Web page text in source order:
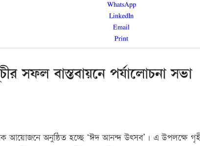
WhatsApp
LinkedIn
Email
Print
সফল বাস্তবায়নে পর্যালোচনা সভা
আয়োজনে অনুষ্ঠিত হচ্ছে ‘ঈদ আনন্দ উৎসব’। এ উপলক্ষে